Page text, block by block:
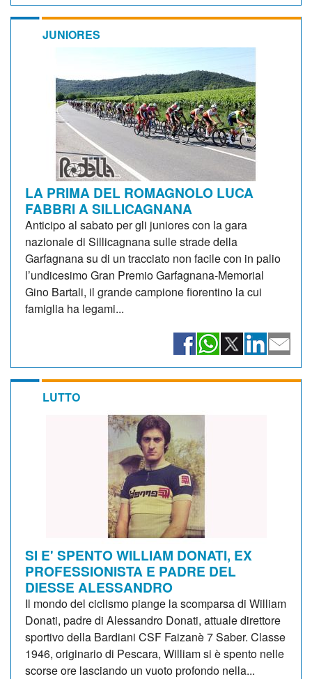
JUNIORES
LA PRIMA DEL ROMAGNOLO LUCA
FABBRI A SILLICAGNANA
Anticipo al sabato per gli juniores con la gara
nazionale di Sillicagnana sulle strade della
Garfagnana su di un tracciato non facile con in palio
l’undicesimo Gran Premio Garfagnana-Memorial
Gino Bartali, il grande campione fiorentino la cui
famiglia ha legami...
LUTTO
SI E' SPENTO WILLIAM DONATI, EX
PROFESSIONISTA E PADRE DEL
DIESSE ALESSANDRO
Il mondo del ciclismo piange la scomparsa di William
Donati, padre di Alessandro Donati, attuale direttore
sportivo della Bardiani CSF Faizanè 7 Saber. Classe
1946, originario di Pescara, William si è spento nelle
scorse ore lasciando un vuoto profondo nella...